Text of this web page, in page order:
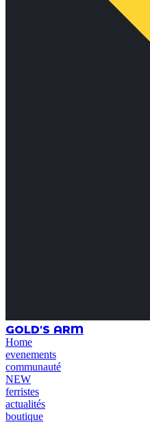
GOLD'S ARM
Home
evenements
communauté
NEW
ferristes
actualités
boutique